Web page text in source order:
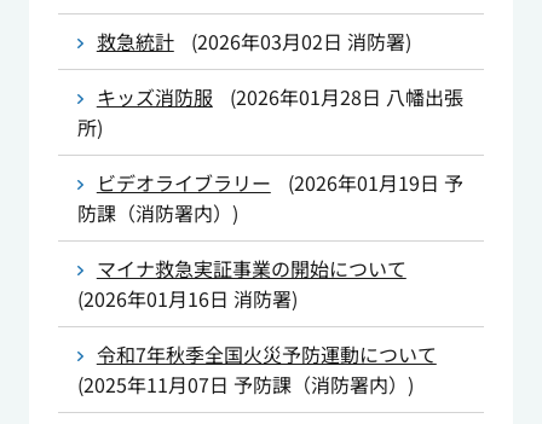
救急統計
(2026年03月02日 消防署)
キッズ消防服
(2026年01月28日 八幡出張
所)
ビデオライブラリー
(2026年01月19日 予
防課（消防署内） )
マイナ救急実証事業の開始について
(2026年01月16日 消防署)
令和7年秋季全国火災予防運動について
(2025年11月07日 予防課（消防署内） )